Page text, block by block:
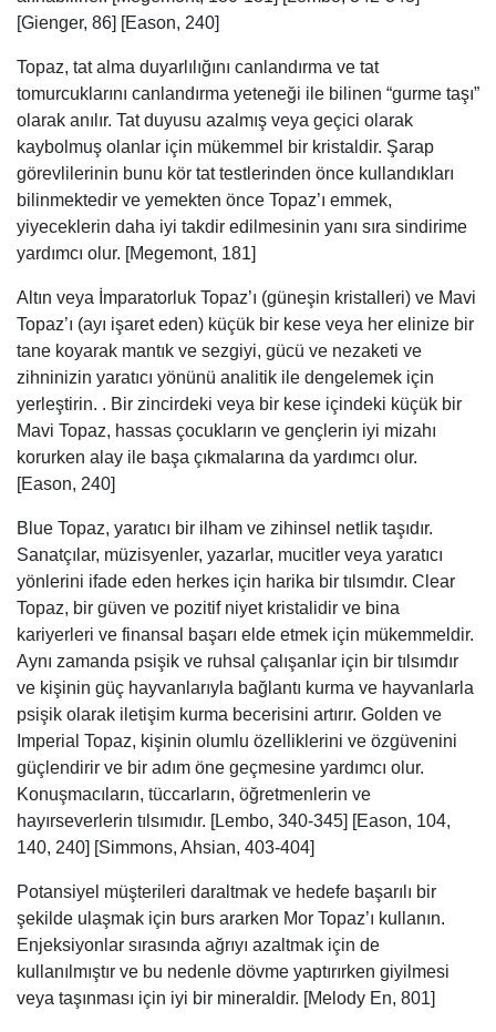
[Gienger, 86] [Eason, 240]
Topaz, tat alma duyarlılığını canlandırma ve tat
tomurcuklarını canlandırma yeteneği ile bilinen “gurme taşı”
olarak anılır. Tat duyusu azalmış veya geçici olarak
kaybolmuş olanlar için mükemmel bir kristaldir. Şarap
görevlilerinin bunu kör tat testlerinden önce kullandıkları
bilinmektedir ve yemekten önce Topaz’ı emmek,
yiyeceklerin daha iyi takdir edilmesinin yanı sıra sindirime
yardımcı olur. [Megemont, 181]
Altın veya İmparatorluk Topaz’ı (güneşin kristalleri) ve Mavi
Topaz’ı (ayı işaret eden) küçük bir kese veya her elinize bir
tane koyarak mantık ve sezgiyi, gücü ve nezaketi ve
zihninizin yaratıcı yönünü analitik ile dengelemek için
yerleştirin. . Bir zincirdeki veya bir kese içindeki küçük bir
Mavi Topaz, hassas çocukların ve gençlerin iyi mizahı
korurken alay ile başa çıkmalarına da yardımcı olur.
[Eason, 240]
Blue Topaz, yaratıcı bir ilham ve zihinsel netlik taşıdır.
Sanatçılar, müzisyenler, yazarlar, mucitler veya yaratıcı
yönlerini ifade eden herkes için harika bir tılsımdır. Clear
Topaz, bir güven ve pozitif niyet kristalidir ve bina
kariyerleri ve finansal başarı elde etmek için mükemmeldir.
Aynı zamanda psişik ve ruhsal çalışanlar için bir tılsımdır
ve kişinin güç hayvanlarıyla bağlantı kurma ve hayvanlarla
psişik olarak iletişim kurma becerisini artırır. Golden ve
Imperial Topaz, kişinin olumlu özelliklerini ve özgüvenini
güçlendirir ve bir adım öne geçmesine yardımcı olur.
Konuşmacıların, tüccarların, öğretmenlerin ve
hayırseverlerin tılsımıdır. [Lembo, 340-345] [Eason, 104,
140, 240] [Simmons, Ahsian, 403-404]
Potansiyel müşterileri daraltmak ve hedefe başarılı bir
şekilde ulaşmak için burs ararken Mor Topaz’ı kullanın.
Enjeksiyonlar sırasında ağrıyı azaltmak için de
kullanılmıştır ve bu nedenle dövme yaptırırken giyilmesi
veya taşınması için iyi bir mineraldir. [Melody En, 801]